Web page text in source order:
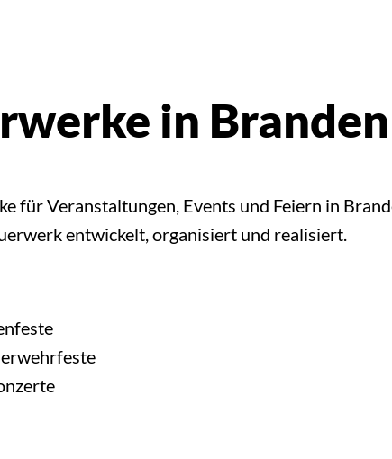
in
für Veranstaltungen, Events und Feiern in
entwickelt, organisiert und realisiert.